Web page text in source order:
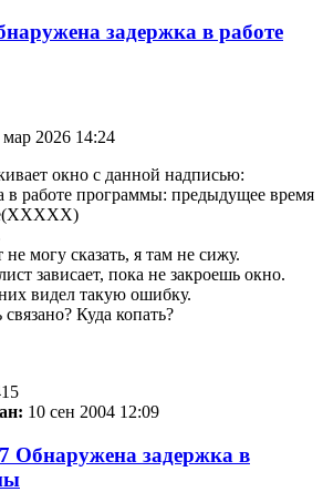
задержка в работе
мар 2026 14:24
окно с данной надписью:
в работе программы: предыдущее время
могу сказать, я там не сижу.
зависает, пока не закроешь окно.
видел такую ошибку.
Куда копать?
10 сен 2004 12:09
Обнаружена задержка в